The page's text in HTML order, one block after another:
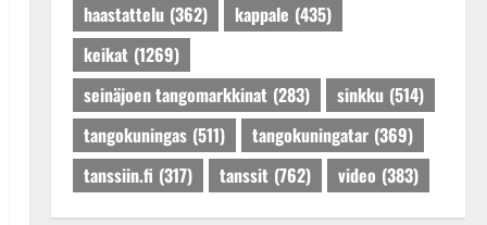
haastattelu (362) kappale (435)
keikat (1269)
seinäjoen tangomarkkinat (283) sinkku (514)
tangokuningas (511) tangokuningatar (369)
tanssiin.fi (317) tanssit (762) video (383)